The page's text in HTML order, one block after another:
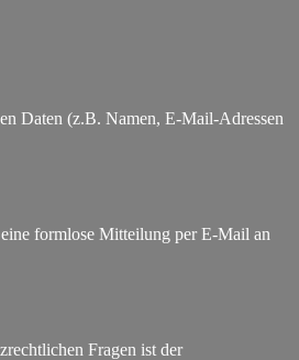
Daten (z.B. Namen, E-Mail-Adressen
formlose Mitteilung per E-Mail an
Fragen ist der